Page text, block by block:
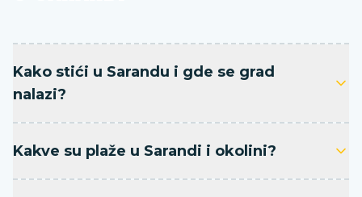
Kako stići u Sarandu i gde se grad
nalazi?
Kakve su plaže u Sarandi i okolini?